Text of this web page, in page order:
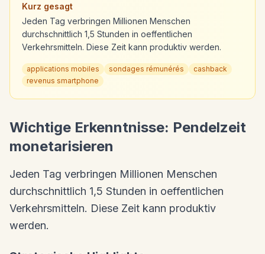
Kurz gesagt
Jeden Tag verbringen Millionen Menschen
durchschnittlich 1,5 Stunden in oeffentlichen
Verkehrsmitteln. Diese Zeit kann produktiv werden.
applications mobiles sondages rémunérés
cashback
revenus smartphone
Wichtige Erkenntnisse: Pendelzeit
monetarisieren
Jeden Tag verbringen Millionen Menschen
durchschnittlich 1,5 Stunden in oeffentlichen
Verkehrsmitteln. Diese Zeit kann produktiv
werden.